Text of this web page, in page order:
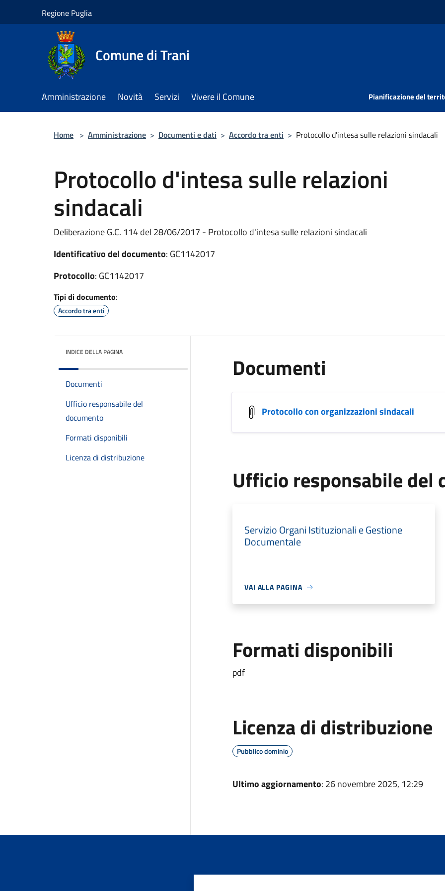
Regione Puglia
Comune di Trani
Amministrazione Novità Servizi Vivere il Comune Pianificazione del
Home > Amministrazione > Documenti e dati > Accordo tra enti > Protocollo d'intesa sulle relazioni sindacali
Protocollo d'intesa sulle relazioni
sindacali
Deliberazione G.C. 114 del 28/06/2017 - Protocollo d'intesa sulle relazioni sindacali
Identificativo del documento: GC1142017
Protocollo: GC1142017
Tipi di documento:
Accordo tra enti
INDICE DELLA PAGINA
Documenti
Ufficio responsabile del
documento
Formati disponibili
Licenza di distribuzione
Documenti
Protocollo con organizzazioni sindacali
Ufficio responsabile del
Servizio Organi Istituzionali e Gestione
Documentale
VAI ALLA PAGINA
Formati disponibili
pdf
Licenza di distribuzione
Pubblico dominio
Ultimo aggiornamento: 26 novembre 2025, 12:29